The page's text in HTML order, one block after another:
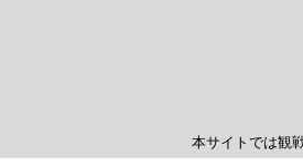
本サイトでは観